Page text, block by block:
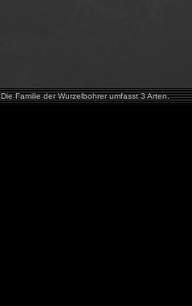
Die Familie der Wurzelbohrer umfasst 3 Arten.